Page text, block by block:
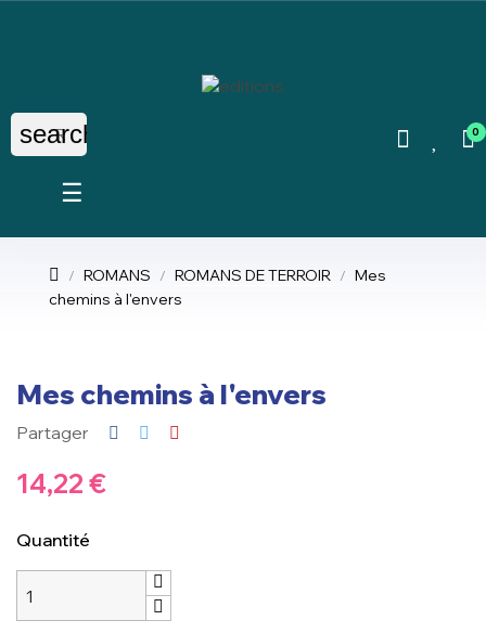
search 0
Basculer
navigation
☰
ROMANS ROMANS DE TERROIR
Mes
chemins à l'envers
Mes chemins à l'envers
Partager
14,22 €
Quantité